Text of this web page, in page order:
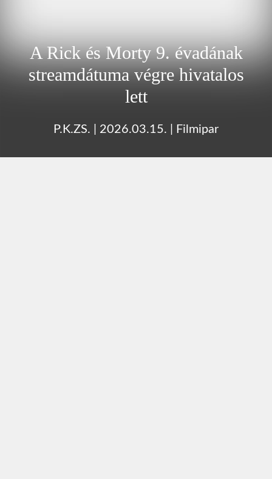
A Rick és Morty 9. évadának
streamdátuma végre hivatalos
lett
P.K.ZS. 2026.03.15. Filmipar